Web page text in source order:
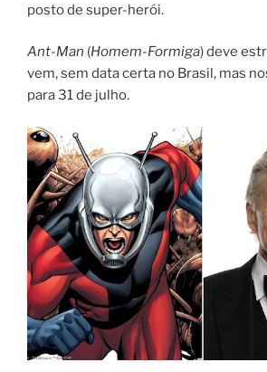
posto de super-herói.
Ant-Man (Homem-Formiga) deve
vem, sem data certa no Brasil, mas
para 31 de julho.